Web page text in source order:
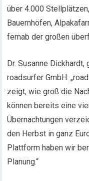
über 4.000
Bauernhöfen,
fernab der großen
Dr. Susanne
roadsurfer GmbH:
zeigt, wie groß die
können bereits eine
Übernachtungen
den Herbst in ganz
Plattform haben wir
Planung.“